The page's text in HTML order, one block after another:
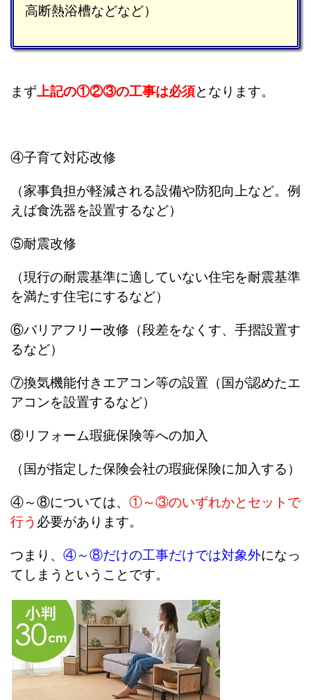
高断熱浴槽などなど）
まず上記の①②③の工事は必須となります。
④子育て対応改修
（家事負担が軽減される設備や防犯向上など。例
えば食洗器を設置するなど）
⑤耐震改修
（現行の耐震基準に適していない住宅を耐震基準
を満たす住宅にするなど）
⑥バリアフリー改修（段差をなくす、手摺設置す
るなど）
⑦換気機能付きエアコン等の設置（国が認めたエ
アコンを設置するなど）
⑧リフォーム瑕疵保険等への加入
（国が指定した保険会社の瑕疵保険に加入する）
④～⑧については、 ①～③のいずれかとセットで
行う 必要があります。
つまり、 ④～⑧だけの工事だけでは対象外になっ
てしまうということです。